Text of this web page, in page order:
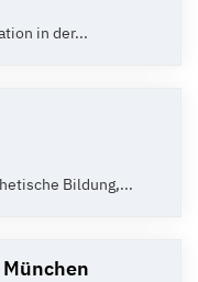
in der...
Bildung,...